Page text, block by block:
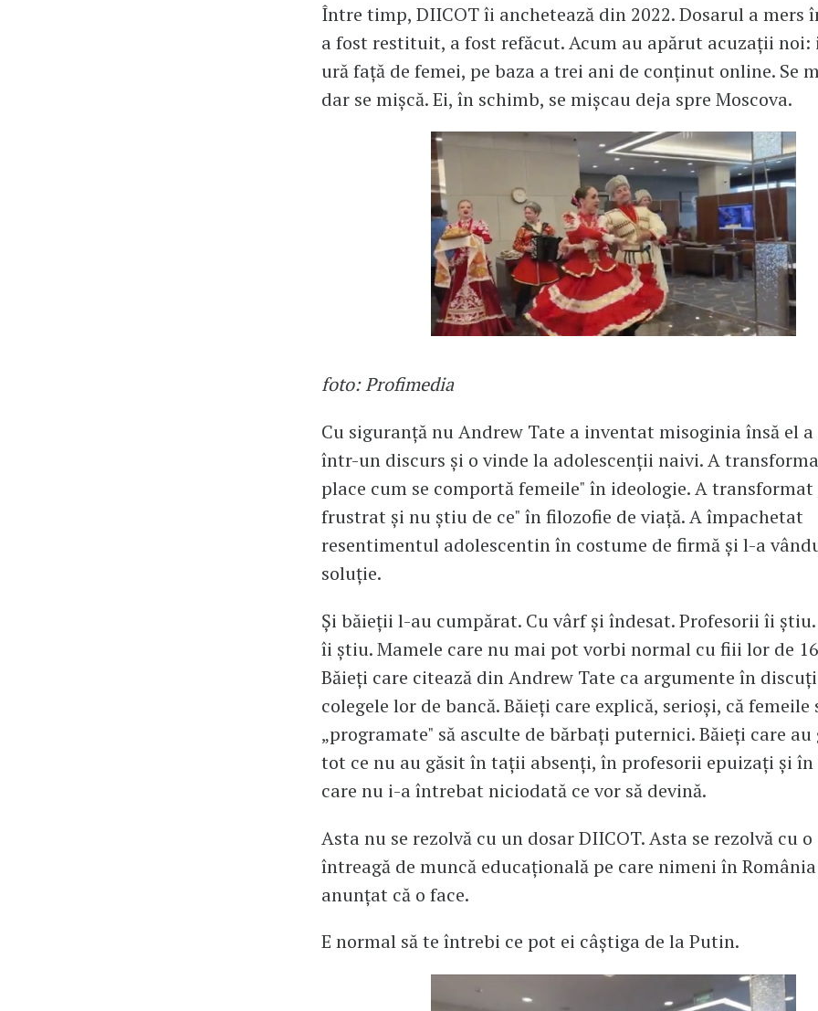
Între timp, DIICOT îi anchetează din 2022. Dosarul a mers
a fost restituit, a fost refăcut. Acum au apărut acuzații
ură față de femei, pe baza a trei ani de conținut online. Se
dar se mișcă. Ei, în schimb, se mișcau deja spre Moscova.
foto: Profimedia
Cu siguranță nu Andrew Tate a inventat misoginia însă el
într-un discurs și o vinde la adolescenții naivi. A
place cum se comportă femeile" în ideologie. A transformat
frustrat și nu știu de ce" în filozofie de viață. A împachetat
resentimentul adolescentin în costume de firmă și l-a
soluție.
Și băieții l-au cumpărat. Cu vârf și îndesat. Profesorii îi
îi știu. Mamele care nu mai pot vorbi normal cu fiii lor de
Băieți care citează din Andrew Tate ca argumente în
colegele lor de bancă. Băieți care explică, serioși, că femeile
„programate" să asculte de bărbați puternici. Băieți care
tot ce nu au găsit în tații absenți, în profesorii epuizați și
care nu i-a întrebat niciodată ce vor să devină.
Asta nu se rezolvă cu un dosar DIICOT. Asta se rezolvă cu
întreagă de muncă educațională pe care nimeni în
anunțat că o face.
E normal să te întrebi ce pot ei câștiga de la Putin.